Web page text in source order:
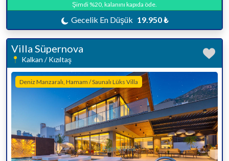
Şimdi %20, kalanını kapıda öde.
Gecelik En Düşük 19.950 ₺
Villa Süpernova
Kalkan / Kızıltaş
Deniz Manzaralı, Hamam / Saunalı Lüks Villa